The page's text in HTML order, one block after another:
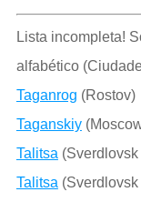
Lista incompleta!
alfabético
Taganrog (Rostov)
Taganskiy
Talitsa (Sverdlovsk
Talitsa (Sverdlovsk